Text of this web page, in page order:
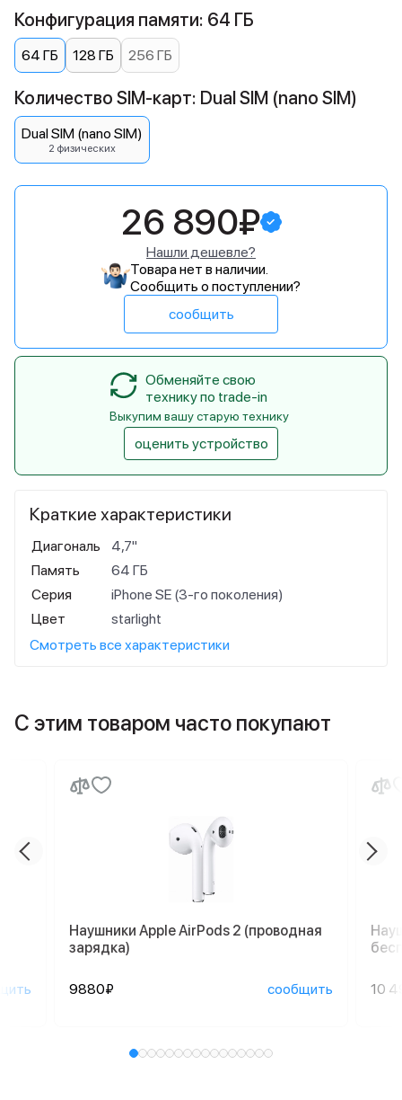
Краткие характеристики
Диагональ
4,7"
Память
64 ГБ
Серия
iPhone SE (3-го поколения)
Цвет
starlight
Смотреть все характеристики
Конфигурация памяти: 64 ГБ
64 ГБ 128 ГБ 256 ГБ
Количество SIM-карт: Dual SIM (nano SIM)
Dual SIM (nano SIM)
2 физических
26 890₽
Нашли дешевле?
Товара нет в наличии.
Сообщить о поступлении?
сообщить
Обменяйте свою
технику по trade-in
Выкупим вашу старую технику
оценить устройство
С этим товаром часто покупают
Наушники Apple AirPods 2 (проводная
зарядка)
9880₽ сообщить 10